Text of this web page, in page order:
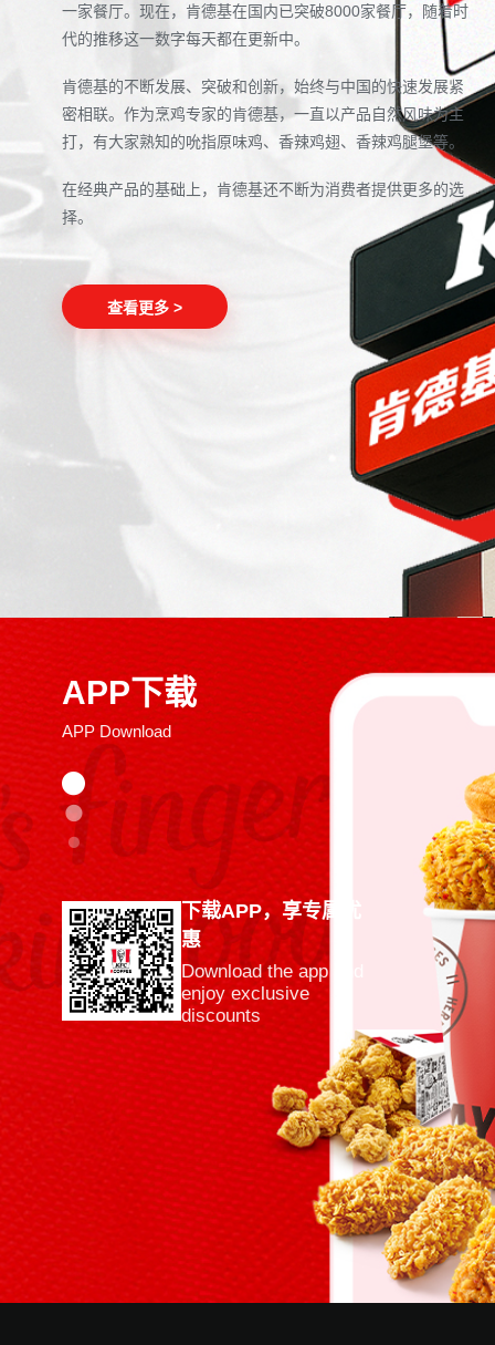
一家餐厅。现在，肯德基在国内已突破8000家餐厅，随着时
代的推移这一数字每天都在更新中。
肯德基的不断发展、突破和创新，始终与中国的快速发展紧
密相联。作为烹鸡专家的肯德基，一直以产品自然风味为主
打，有大家熟知的吮指原味鸡、香辣鸡翅、香辣鸡腿堡等。
在经典产品的基础上，肯德基还不断为消费者提供更多的选
择。
查看更多 >
APP下载
APP Download
下载APP，享专属优
惠
Download the app and
enjoy exclusive
discounts